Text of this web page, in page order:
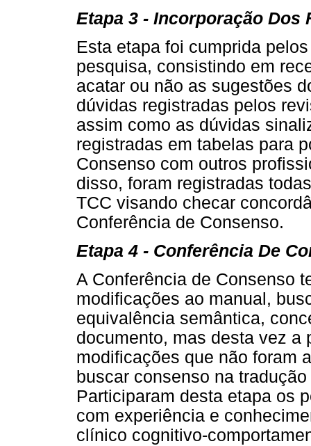
Etapa 3 - Incorporação Dos
Esta etapa foi cumprida
pesquisa, consistindo em
acatar ou não as sugestões
dúvidas registradas pelos
assim como as dúvidas
registradas em tabelas para
Consenso com outros
disso, foram registradas
TCC visando checar
Conferência de Consenso.
Etapa 4 - Conferência De
A Conferência de Consenso
modificações ao manual,
equivalência semântica,
documento, mas desta vez a
modificações que não foram
buscar consenso na
Participaram desta etapa os
com experiência e
clínico cognitivo-